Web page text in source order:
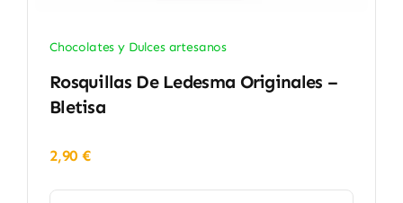
Chocolates y Dulces artesanos
Rosquillas De Ledesma Originales –
Bletisa
2,90€